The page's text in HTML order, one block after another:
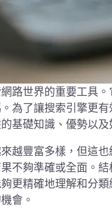
路世界的重要工具
為了讓搜索引擎更
基礎知識、優勢以及
越豐富多樣，但這
不夠準確或全面。
更精確地理解和分
會。